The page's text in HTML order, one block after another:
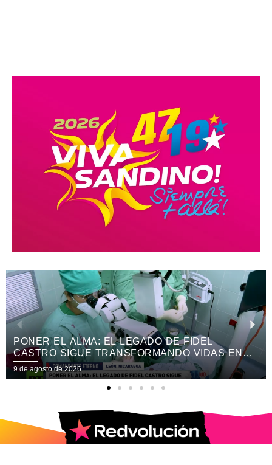
TRADICIONES Y SABORES DE 40 PAÍSES
PROTAGONIZAN LA XV EDICIÓN DEL FESTIVAL
INTERNACIONAL DE LAS ARTES
9 de agosto de 2026